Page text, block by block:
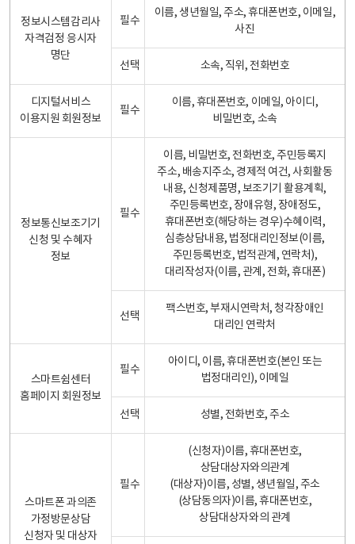
정보시스템감리사
자격검정 응시자
명단
필수
이름, 생년월일, 주소, 휴대폰번호, 이메일,
사진
선택 소속, 직위, 전화번호
디지털서비스
이용지원 회원정보
필수
이름, 휴대폰번호, 이메일, 아이디,
비밀번호, 소속
정보통신보조기기
신청 및 수혜자
정보
필수
이름, 비밀번호, 전화번호, 주민등록지
주소, 배송지주소, 경제적 여건, 사회활동
내용, 신청제품명, 보조기기 활용계획,
주민등록번호, 장애유형, 장애정도,
휴대폰번호(해당하는 경우)수혜이력,
심층상담내용, 법정대리인정보(이름,
주민등록번호, 법적관계, 연락처),
대리작성자(이름, 관계, 전화, 휴대폰)
선택
팩스번호, 부재시연락처, 청각장애인
대리인 연락처
스마트쉼센터
홈페이지 회원정보
필수
아이디, 이름, 휴대폰번호(본인 또는
법정대리인), 이메일
선택 성별, 전화번호, 주소
스마트폰 과의존
가정방문상담
신청자 및 대상자
필수
(신청자)이름, 휴대폰번호,
상담대상자와의관계
(대상자)이름, 성별, 생년월일, 주소
(상담동의자)이름, 휴대폰번호,
상담대상자와의 관계